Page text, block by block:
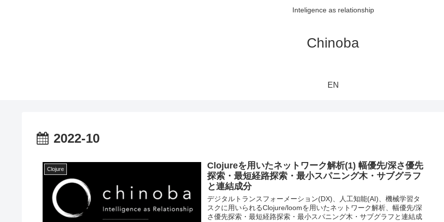
Inteligence as relationship
Chinoba
EN
2022-10
Clojure
Clojureを用いたネットワーク解析(1) 幅優先/深さ優先
探索・最短経路探索・最小スパニング木・サブグラフ
と連結成分
デジタルトランスフォーメーション(DX)、人工知能(AI)、機械学習タ
スクに用いられるClojure/loomを用いたネットワーク解析、幅優先/深
さ優先探索・最短経路探索・最小スパニング木・サブグラフと連結成